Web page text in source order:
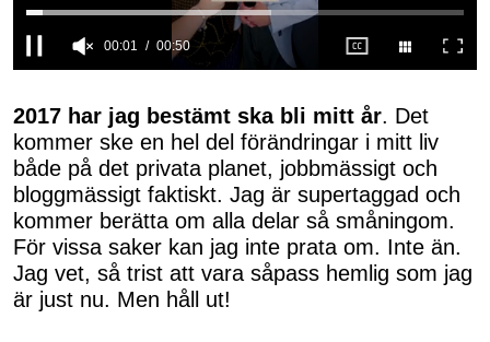
of
50
seconds
2017 har jag bestämt ska bli mitt år. Det
kommer ske en hel del förändringar i mitt liv
både på det privata planet, jobbmässigt och
bloggmässigt faktiskt. Jag är supertaggad och
kommer berätta om alla delar så småningom.
För vissa saker kan jag inte prata om. Inte än.
Jag vet, så trist att vara såpass hemlig som jag
är just nu. Men håll ut!